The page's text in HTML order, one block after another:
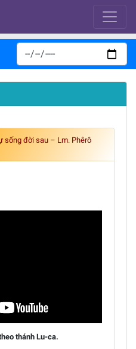
sống đời sau – Lm. Phêrô
thánh Lu-ca.